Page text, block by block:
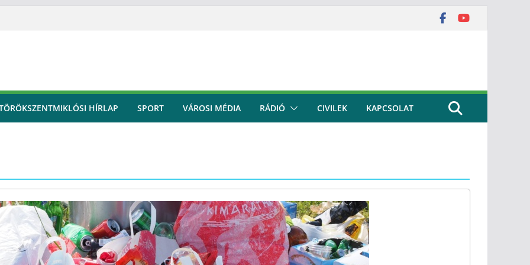
HÍRLAP SPORT VÁROSI MÉDIA RÁDIÓ CIVILEK KAPCSOLAT